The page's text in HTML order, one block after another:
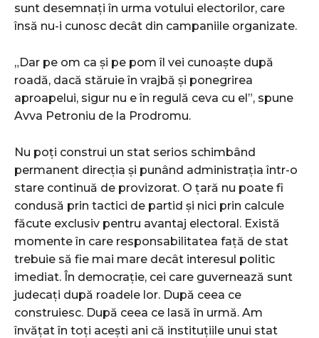
sunt desemnați în urma votului electorilor, care
însă nu-i cunosc decât din campaniile organizate.
„Dar pe om ca și pe pom îl vei cunoaște după
roadă, dacă stăruie în vrajbă și ponegrirea
aproapelui, sigur nu e în regulă ceva cu el”, spune
Avva Petroniu de la Prodromu.
Nu poți construi un stat serios schimbând
permanent direcția și punând administrația într-o
stare continuă de provizorat. O țară nu poate fi
condusă prin tactici de partid și nici prin calcule
făcute exclusiv pentru avantaj electoral. Există
momente în care responsabilitatea față de stat
trebuie să fie mai mare decât interesul politic
imediat. În democrație, cei care guvernează sunt
judecați după roadele lor. După ceea ce
construiesc. După ceea ce lasă în urmă. Am
învățat în toți acești ani că instituțiile unui stat